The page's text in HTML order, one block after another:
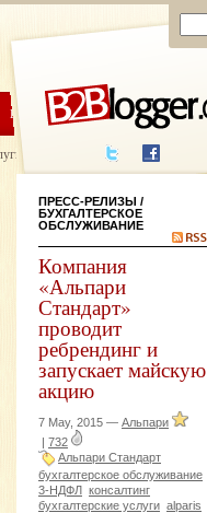
ЦЕНЫ ПОМОЩЬ
написания
ПРЕСС-РЕЛИЗЫ /
БУХГАЛТЕРСКОЕ
ОБСЛУЖИВАНИЕ
Компания
«Альпари
Стандарт»
проводит
ребрендинг и
запускает майскую
акцию
7 May, 2015 — Альпари
| 732
Альпари Стандарт
бухгалтерское обслуживание
3-НДФЛ консалтинг
бухгалтерские услуги alparis